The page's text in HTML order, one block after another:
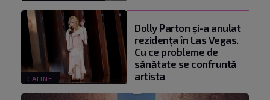
CATINE
Dolly Parton și-a anulat
rezidența în Las Vegas.
Cu ce probleme de
sănătate se confruntă
artista